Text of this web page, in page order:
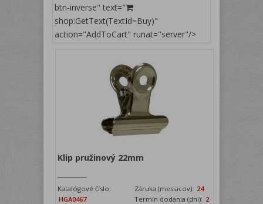
btn-inverse" text="
shop:GetText(TextId=Buy)"
action="AddToCart" runat="server"/>
Klip pružinový 22mm
Katalógové číslo:
HGA0467
Záruka (mesiacov): 24
Termín dodania (dni): 2